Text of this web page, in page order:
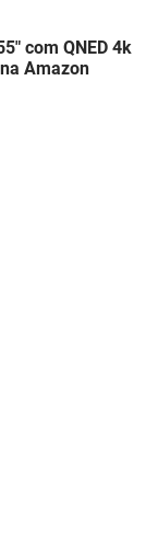
com QNED 4k
Amazon